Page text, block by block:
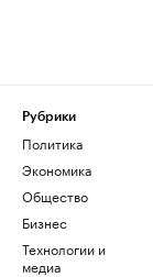
Рубрики
Политика
Экономика
Общество
Бизнес
Технологии и
медиа